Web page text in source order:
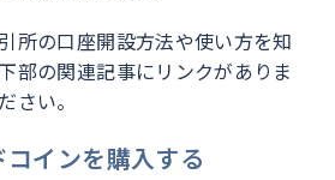
所の口座開設方法や使い方を知
部の関連記事にリンクがありま
さい。
インを購入する